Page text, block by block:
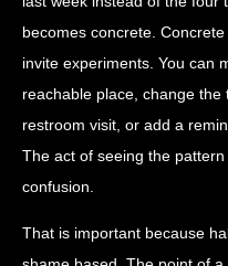
becomes concrete.
invite experiments. You can
reachable place, change
restroom visit, or add a
The act of seeing the
confusion.
That is important because